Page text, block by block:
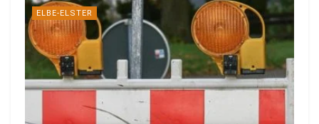
ELBE-ELSTER